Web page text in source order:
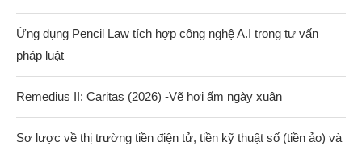
Ứng dụng Pencil Law tích hợp công nghệ A.I trong tư vấn
pháp luật
Remedius II: Caritas (2026) -Vẽ hơi ấm ngày xuân
Sơ lược về thị trường tiền điện tử, tiền kỹ thuật số (tiền ảo) và